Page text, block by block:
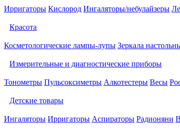
Ирригаторы Кислород Ингаляторы/небулайзеры
Красота
Косметологические лампы-лупы Зеркала
Измерительные и диагностические приборы
Тонометры Пульсоксиметры Алкотестеры Весы
Детские товары
Ингаляторы Ирригаторы Аспираторы Радионяни